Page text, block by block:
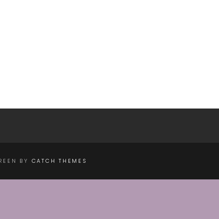
BY CATCH THEMES